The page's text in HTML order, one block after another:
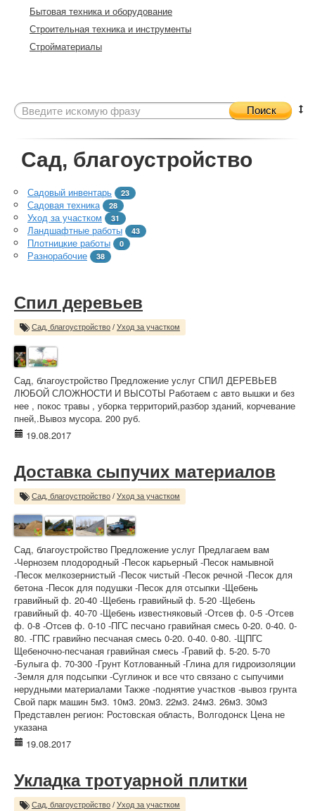
Бытовая техника и оборудование
Строительная техника и инструменты
Стройматериалы
Поиск
Сад, благоустройство
Садовый инвентарь 23
Садовая техника 28
Уход за участком 31
Ландшафтные работы 43
Плотницкие работы 0
Разнорабочие 38
Спил деревьев
Сад, благоустройство / Уход за участком
Сад, благоустройство Предложение услуг СПИЛ ДЕРЕВЬЕВ
ЛЮБОЙ СЛОЖНОСТИ И ВЫСОТЫ Работаем с авто вышки и без
нее , покос травы , уборка территорий,разбор зданий, корчевание
пней,.Вывоз мусора. 200 руб.
19.08.2017
Доставка сыпучих материалов
Сад, благоустройство / Уход за участком
Сад, благоустройство Предложение услуг Предлагаем вам
-Чернозем плодородный -Песок карьерный -Песок намывной
-Песок мелкозернистый -Песок чистый -Песок речной -Песок для
бетона -Песок для подушки -Песок для отсыпки -Щебень
гравийный ф. 20-40 -Щебень гравийный ф. 5-20 -Щебень
гравийный ф. 40-70 -Щебень известняковый -Отсев ф. 0-5 -Отсев
ф. 0-8 -Отсев ф. 0-10 -ПГС песчано гравийная смесь 0-20. 0-40. 0-
80. -ГПС гравийно песчаная смесь 0-20. 0-40. 0-80. -ЩПГС
Щебеночно-песчаная гравийная смесь -Гравий ф. 5-20. 5-70
-Булыга ф. 70-300 -Грунт Котлованный -Глина для гидроизоляции
-Земля для подсыпки -Суглинок и все что связано с сыпучими
нерудными материалами Также -поднятие участков -вывоз грунта
Свой парк машин 5м3. 10м3. 20м3. 22м3. 24м3. 26м3. 30м3
Представлен регион: Ростовская область, Волгодонск Цена не
указана
19.08.2017
Укладка тротуарной плитки
Сад, благоустройство / Уход за участком